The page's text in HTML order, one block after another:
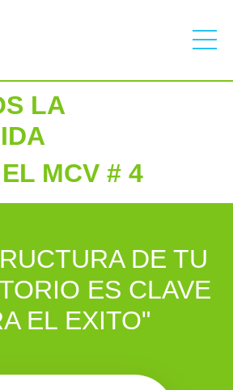
LA
MCV # 4
DE TU
ES CLAVE
EL EXITO"